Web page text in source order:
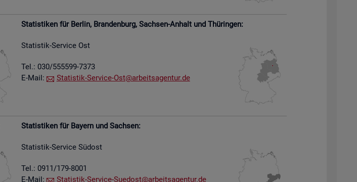
Sta­tis­ti­ken für Ber­lin, Bran­den­burg, Sach­sen-An­halt und Thü­rin­gen:
Sta­tis­tik-Ser­vice Ost
Tel.: 030/555599-7373
E-Mail:
Sta­tis­tik-Ser­vice-Ost@​arb​eits​agen​tur.​de
Sta­tis­ti­ken für Bay­ern und Sach­sen:
Sta­tis­tik-Ser­vice Süd­ost
Tel.: 0911/179-8001
E-Mail:
Sta­tis­tik-Ser­vice-Su­e­dost@​arb​eits​agen​tur.​de